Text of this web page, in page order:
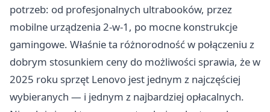
potrzeb: od profesjonalnych ultrabooków, przez
mobilne urządzenia 2-w-1, po mocne konstrukcje
gamingowe. Właśnie ta różnorodność w połączeniu z
dobrym stosunkiem ceny do możliwości sprawia, że w
2025 roku sprzęt Lenovo jest jednym z najczęściej
wybieranych — i jednym z najbardziej opłacalnych.